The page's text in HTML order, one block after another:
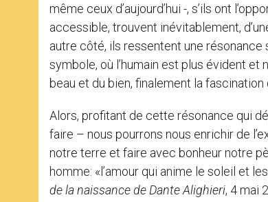
même ceux d’aujourd’hui -, s’ils ont
accessible, trouvent inévitablement,
autre côté, ils ressentent une résonance
symbole, où l’humain est plus évident et
beau et du bien, finalement la
Alors, profitant de cette résonance qui
faire – nous pourrons nous enrichir de
notre terre et faire avec bonheur notre
homme: «l’amour qui anime le soleil et
de la naissance de Dante Alighieri, 4 mai